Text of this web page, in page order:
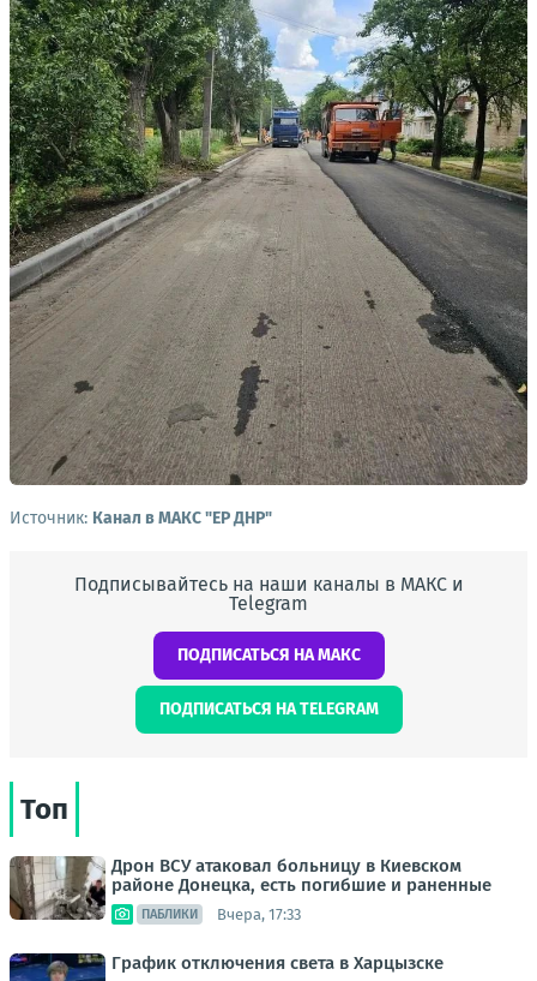
Источник: Канал в МАКС "ЕР ДНР"
Подписывайтесь на наши каналы в МАКС и
Telegram
ПОДПИСАТЬСЯ НА МАКС
ПОДПИСАТЬСЯ НА TELEGRAM
Топ
Дрон ВСУ атаковал больницу в Киевском
районе Донецка, есть погибшие и раненные
ПАБЛИКИ Вчера, 17:33
График отключения света в Харцызске